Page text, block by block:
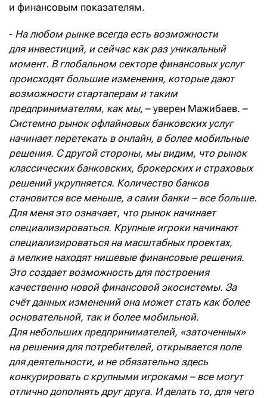
и финансовым показателям.
- На любом рынке всегда есть возможности
для инвестиций, и сейчас как раз уникальный
момент. В глобальном секторе финансовых услуг
происходят большие изменения, которые дают
возможности стартаперам и таким
предпринимателям, как мы, – уверен Мажибаев. –
Системно рынок офлайновых банковских услуг
начинает перетекать в онлайн, в более мобильные
решения. С другой стороны, мы видим, что рынок
классических банковских, брокерских и страховых
решений укрупняется. Количество банков
становится все меньше, а сами банки – все больше.
Для меня это означает, что рынок начинает
специализироваться. Крупные игроки начинают
специализироваться на масштабных проектах,
а мелкие находят нишевые финансовые решения.
Это создает возможность для построения
качественно новой финансовой экосистемы. За
счёт данных изменений она может стать как более
основательной, так и более мобильной.
Для небольших предпринимателей, «заточенных»
на решения для потребителей, открывается поле
для деятельности, и не обязательно здесь
конкурировать с крупными игроками – все могут
отлично дополнять друг друга. И делать то, для чего